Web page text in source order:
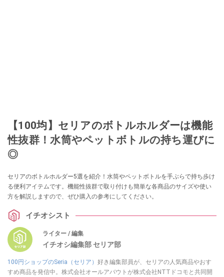
【100均】セリアのボトルホルダーは機能
性抜群！水筒やペットボトルの持ち運びに
◎
セリアのボトルホルダー5選を紹介！水筒やペットボトルを手ぶらで持ち歩け
る便利アイテムです。機能性抜群で取り付けも簡単な各商品のサイズや使い
方を解説しますので、ぜひ購入の参考にしてください。
イチオシスト
ライター / 編集
イチオシ編集部 セリア部
100円ショップのSeria（セリア） 好き編集部員が、セリアの人気商品やおす
すめ商品を発信中。株式会社オールアバウトが株式会社NTTドコモと共同開